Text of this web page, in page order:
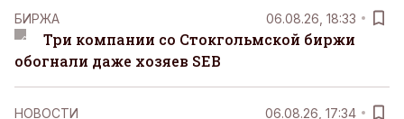
БИРЖА 06.08.26, 18:33
Три компании со Стокгольмской биржи
обогнали даже хозяев SEB
НОВОСТИ 06.08.26, 17:34